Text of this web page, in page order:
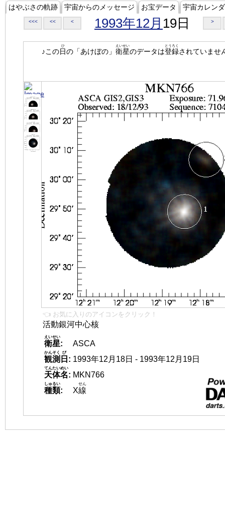
はやぶさの軌跡 宇宙からのメッセージ お宝データ 宇宙カレン
<<< << < 1993年12月 19日 >
♪この日
ひ
の「あけぼの」 衛星
えいせい
のデータは登録
とうろく
されていませ
👈 お気に入りのアイコンをクリック！
活動銀河中心核
衛星
えいせい
:
ASCA
観測
かんそく
日
び
: 1993年12月18日 - 1993年12月19日
天体名
てんたいめい
: MKN766
種類
しゅるい
: X線
せん